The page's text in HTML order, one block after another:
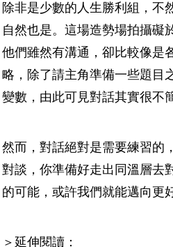
除非是少數的人生勝利組，不
自然也是。這場造勢場拍攝礙
他們雖然有溝通，卻比較像是
略，除了請主角準備一些題目
變數，由此可見對話其實很不
然而，對話絕對是需要練習的
對談，你準備好走出同溫層去
的可能，或許我們就能邁向更
＞延伸閱讀：